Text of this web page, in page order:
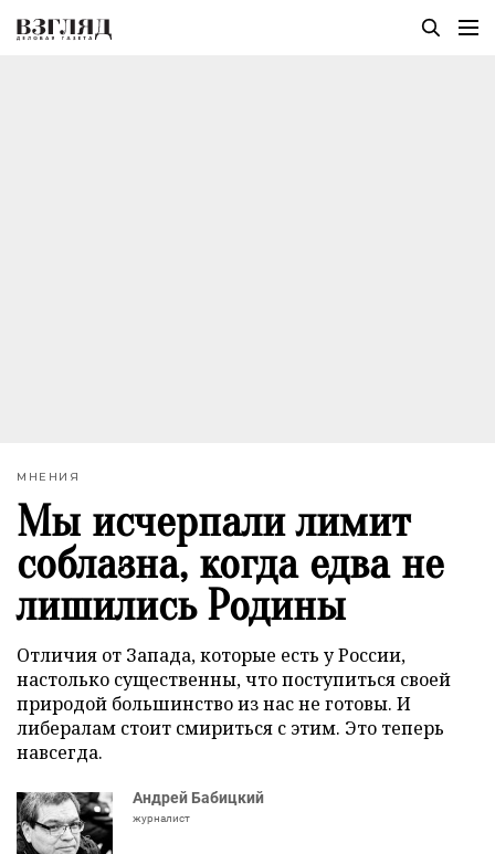
МНЕНИЯ
Мы исчерпали лимит
соблазна, когда едва не
лишились Родины
Отличия от Запада, которые есть у России,
настолько существенны, что поступиться своей
природой большинство из нас не готовы. И
либералам стоит смириться с этим. Это теперь
навсегда.
Андрей Бабицкий
журналист